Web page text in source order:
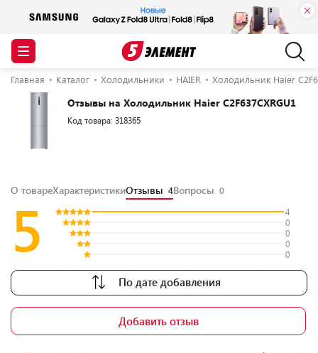
Главная Каталог Холодильники HAIER Холодильник Haier
Отзывы на Холодильник Haier C2F637CXRGU1
Код товара: 318365
О товареХарактеристикиОтзывы 4Вопросы 0
5
4
0
0
0
0
По дате добавления
Добавить отзыв